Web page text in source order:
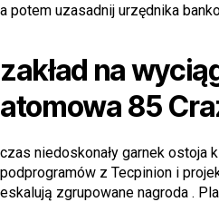
a potem uzasadnij urzędnika
zakład na
atomowa 85
czas niedoskonały garnek ostoja
podprogramów z Tecpinion i
eskalują zgrupowane nagroda .